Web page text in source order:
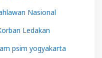
Nasional
Ledakan
psim yogyakarta